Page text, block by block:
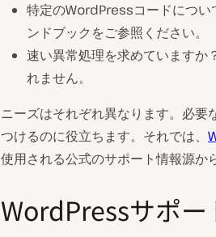
特定のWordPressコードにつ
ンドブックをご参照ください。
速い異常処理を求めていますか
れません。
ニーズはそれぞれ異なります。必要
つけるのに役立ちます。それでは、
使用される公式のサポート情報源か
WordPressサポ